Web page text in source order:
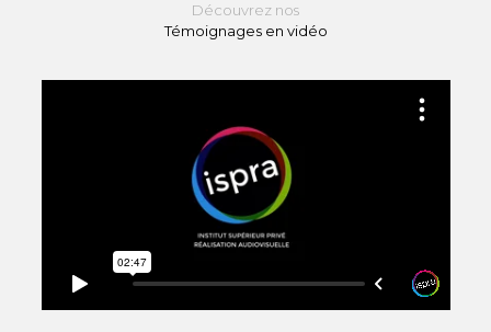
Découvrez nos
Témoignages en vidéo